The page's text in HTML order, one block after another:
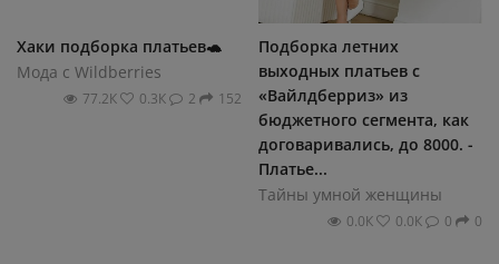
Хаки подборка платьев🐢
Мода с Wildberries
77.2К 0.3К 2 152
Подборка летних
выходных платьев с
«Вайлдберриз» из
бюджетного сегмента, как
договаривались, до 8000. -
Платье...
Тайны умной женщины
0.0К 0.0К 0 0